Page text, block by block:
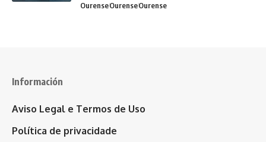
OurenseOurenseOurense
Información
Aviso Legal e Termos de Uso
Política de privacidade